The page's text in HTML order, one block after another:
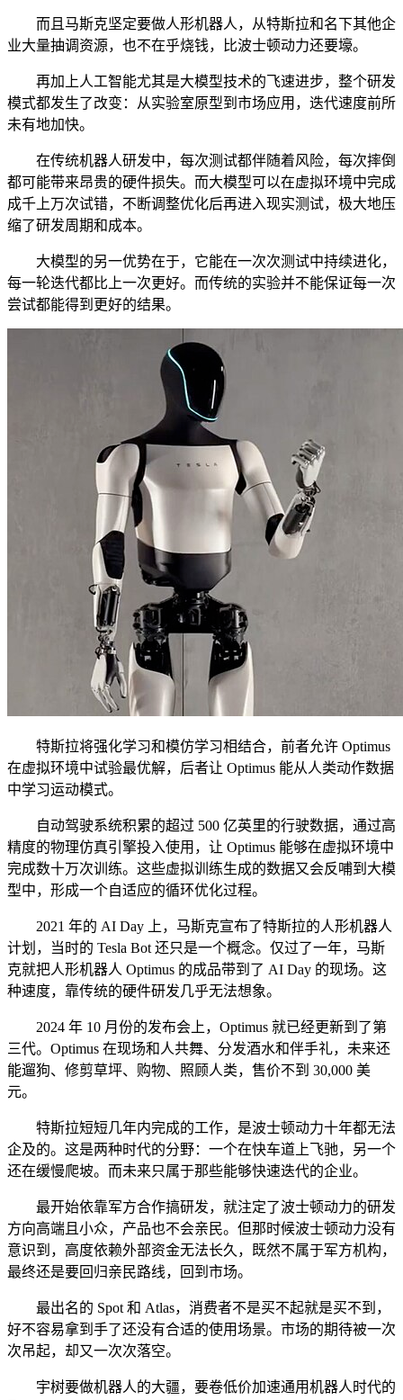
而且马斯克坚定要做人形机器人，从特斯拉和名下其他企
业大量抽调资源，也不在乎烧钱，比波士顿动力还要壕。
再加上人工智能尤其是大模型技术的飞速进步，整个研发
模式都发生了改变：从实验室原型到市场应用，迭代速度前所
未有地加快。
在传统机器人研发中，每次测试都伴随着风险，每次摔倒
都可能带来昂贵的硬件损失。而大模型可以在虚拟环境中完成
成千上万次试错，不断调整优化后再进入现实测试，极大地压
缩了研发周期和成本。
大模型的另一优势在于，它能在一次次测试中持续进化，
每一轮迭代都比上一次更好。而传统的实验并不能保证每一次
尝试都能得到更好的结果。
特斯拉将强化学习和模仿学习相结合，前者允许 Optimus
在虚拟环境中试验最优解，后者让 Optimus 能从人类动作数据
中学习运动模式。
自动驾驶系统积累的超过 500 亿英里的行驶数据，通过高
精度的物理仿真引擎投入使用，让 Optimus 能够在虚拟环境中
完成数十万次训练。这些虚拟训练生成的数据又会反哺到大模
型中，形成一个自适应的循环优化过程。
2021 年的 AI Day 上，马斯克宣布了特斯拉的人形机器人
计划，当时的 Tesla Bot 还只是一个概念。仅过了一年，马斯
克就把人形机器人 Optimus 的成品带到了 AI Day 的现场。这
种速度，靠传统的硬件研发几乎无法想象。
2024 年 10 月份的发布会上，Optimus 就已经更新到了第
三代。Optimus 在现场和人共舞、分发酒水和伴手礼，未来还
能遛狗、修剪草坪、购物、照顾人类，售价不到 30,000 美
元。
特斯拉短短几年内完成的工作，是波士顿动力十年都无法
企及的。这是两种时代的分野：一个在快车道上飞驰，另一个
还在缓慢爬坡。而未来只属于那些能够快速迭代的企业。
最开始依靠军方合作搞研发，就注定了波士顿动力的研发
方向高端且小众，产品也不会亲民。但那时候波士顿动力没有
意识到，高度依赖外部资金无法长久，既然不属于军方机构，
最终还是要回归亲民路线，回到市场。
最出名的 Spot 和 Atlas，消费者不是买不起就是买不到，
好不容易拿到手了还没有合适的使用场景。市场的期待被一次
次吊起，却又一次次落空。
宇树要做机器人的大疆，要卷低价加速通用机器人时代的